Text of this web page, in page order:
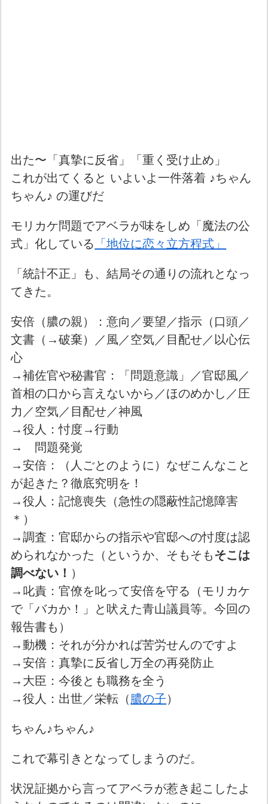
出た〜「真摯に反省」「重く受け止め」
これが出てくると いよいよ一件落着 ♪ちゃん
ちゃん♪ の運びだ
モリカケ問題でアベラが味をしめ「魔法の公
式」化している
「地位に恋々立方程式」
「統計不正」も、結局その通りの流れとなっ
てきた。
安倍（膿の親）：意向／要望／指示（口頭／
文書（→破棄）／風／空気／目配せ／以心伝
心
→補佐官や秘書官：「問題意識」／官邸風／
首相の口から言えないから／ほのめかし／圧
力／空気／目配せ／神風
→役人：忖度→行動
→ 問題発覚
→安倍：（人ごとのように）なぜこんなこと
が起きた？徹底究明を！
→役人：記憶喪失（急性の隠蔽性記憶障害
＊）
→調査：官邸からの指示や官邸への忖度は認
められなかった（というか、そもそもそこは
調べない！ ）
→叱責：官僚を叱って安倍を守る（モリカケ
で「バカか！」と吠えた青山議員等。今回の
報告書も）
→動機：それが分かれば苦労せんのですよ
→安倍：真摯に反省し万全の再発防止
→大臣：今後とも職務を全う
→役人：出世／栄転（膿の子）
ちゃん♪ちゃん♪
これで幕引きとなってしまうのだ。
状況証拠から言ってアベラが惹き起こしたよ